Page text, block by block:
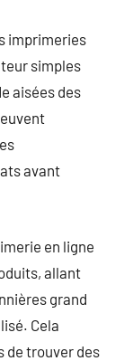
imprimeries
simples
aisées des
avant
en ligne
allant
grand
Cela
de trouver des